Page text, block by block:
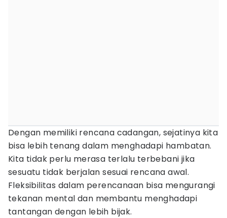
Dengan memiliki rencana cadangan, sejatinya kita
bisa lebih tenang dalam menghadapi hambatan.
Kita tidak perlu merasa terlalu terbebani jika
sesuatu tidak berjalan sesuai rencana awal.
Fleksibilitas dalam perencanaan bisa mengurangi
tekanan mental dan membantu menghadapi
tantangan dengan lebih bijak.